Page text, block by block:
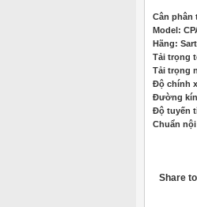
Cân phân
Model:
Hãng:
Tải trọng
Tải trọng
Độ chính
Đường
Độ tuyến
Chuẩn